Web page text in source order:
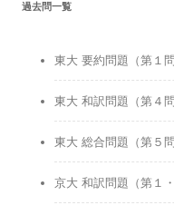
過去問一覧
東大 要約問題（第１
東大 和訳問題（第４
東大 総合問題（第５
京大 和訳問題（第１